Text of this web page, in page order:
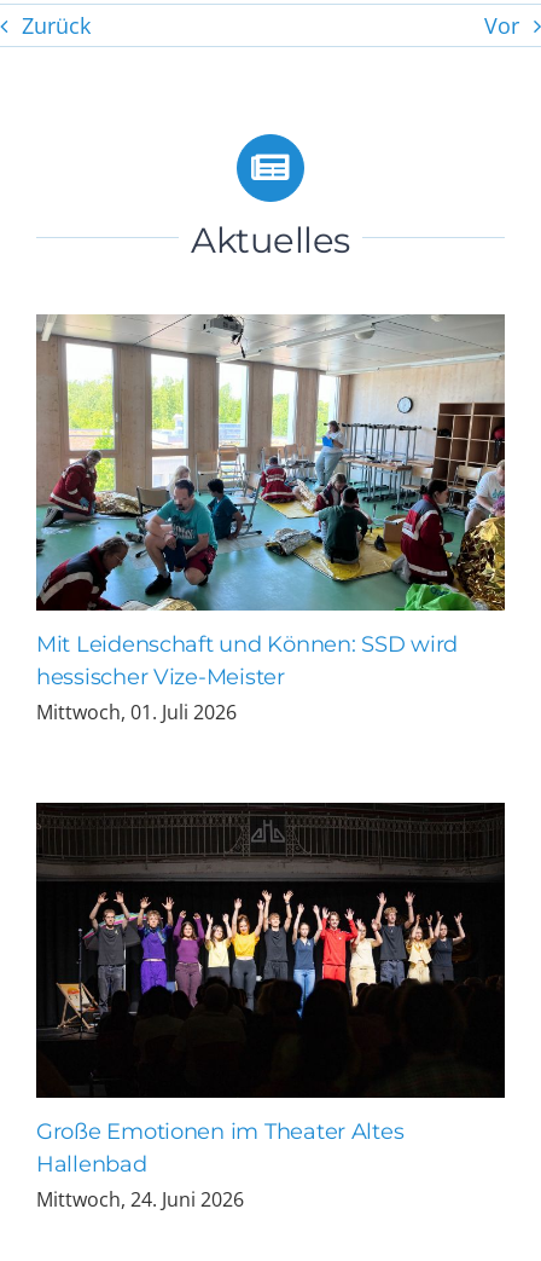
Zurück Vor
Aktuelles
Mit Leidenschaft und Können: SSD wird
hessischer Vize-Meister
Mittwoch, 01. Juli 2026
Große Emotionen im Theater Altes
Hallenbad
Mittwoch, 24. Juni 2026